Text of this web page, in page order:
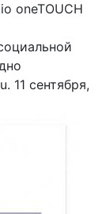
oneTOUCH
11 сентября,